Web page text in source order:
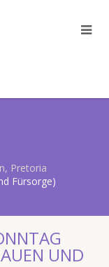
Pretoria
Fürsorge)
UND